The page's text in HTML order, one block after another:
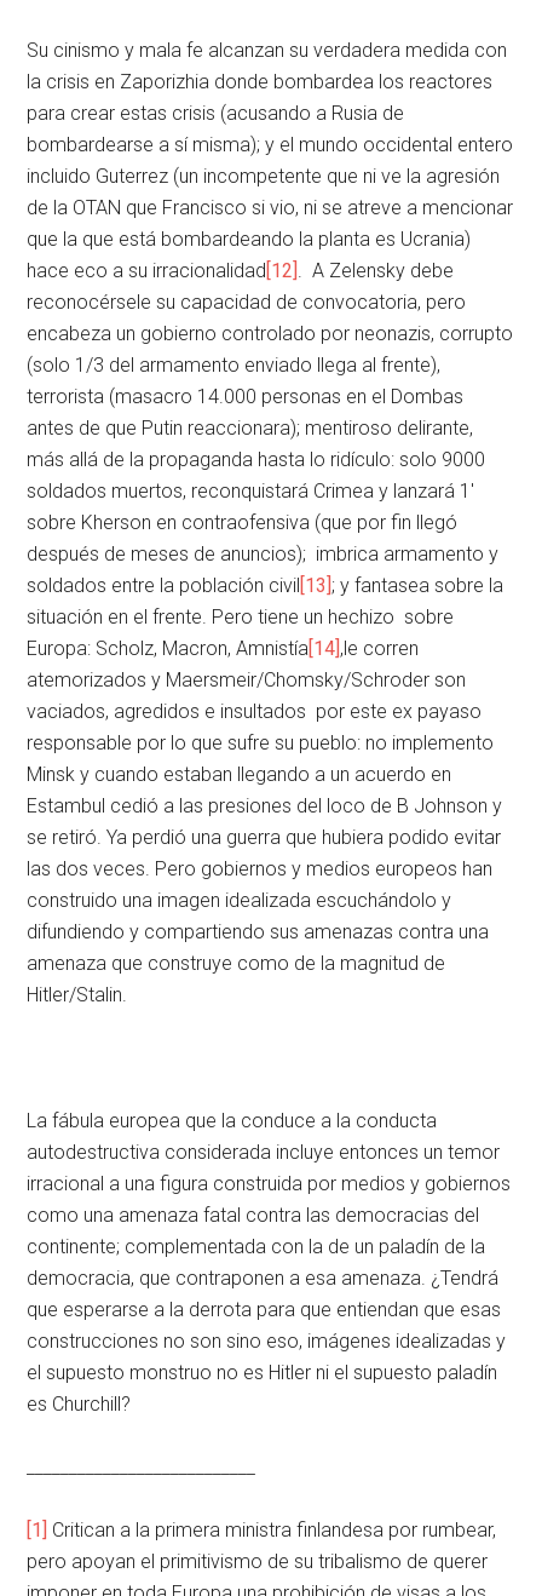
Su cinismo y mala fe alcanzan su verdadera medida con
la crisis en Zaporizhia donde bombardea los reactores
para crear estas crisis (acusando a Rusia de
bombardearse a sí misma); y el mundo occidental entero
incluido Guterrez (un incompetente que ni ve la agresión
de la OTAN que Francisco si vio, ni se atreve a mencionar
que la que está bombardeando la planta es Ucrania)
hace eco a su irracionalidad[12]
. A Zelensky debe
reconocérsele su capacidad de convocatoria, pero
encabeza un gobierno controlado por neonazis, corrupto
(solo 1/3 del armamento enviado llega al frente),
terrorista (masacro 14.000 personas en el Dombas
antes de que Putin reaccionara); mentiroso delirante,
más allá de la propaganda hasta lo ridículo: solo 9000
soldados muertos, reconquistará Crimea y lanzará 1′
sobre Kherson en contraofensiva (que por fin llegó
después de meses de anuncios); imbrica armamento y
soldados entre la población civil[13]; y fantasea sobre la
situación en el frente. Pero tiene un hechizo sobre
Europa: Scholz, Macron, Amnistía[14],le corren
atemorizados y Maersmeir/Chomsky/Schroder son
vaciados, agredidos e insultados por este ex payaso
responsable por lo que sufre su pueblo: no implemento
Minsk y cuando estaban llegando a un acuerdo en
Estambul cedió a las presiones del loco de B Johnson y
se retiró. Ya perdió una guerra que hubiera podido evitar
las dos veces. Pero gobiernos y medios europeos han
construido una imagen idealizada escuchándolo y
difundiendo y compartiendo sus amenazas contra una
amenaza que construye como de la magnitud de
Hitler/Stalin.
La fábula europea que la conduce a la conducta
autodestructiva considerada incluye entonces un temor
irracional a una figura construida por medios y gobiernos
como una amenaza fatal contra las democracias del
continente; complementada con la de un paladín de la
democracia, que contraponen a esa amenaza. ¿Tendrá
que esperarse a la derrota para que entiendan que esas
construcciones no son sino eso, imágenes idealizadas y
el supuesto monstruo no es Hitler ni el supuesto paladín
es Churchill?
[1] Critican a la primera ministra finlandesa por rumbear,
pero apoyan el primitivismo de su tribalismo de querer